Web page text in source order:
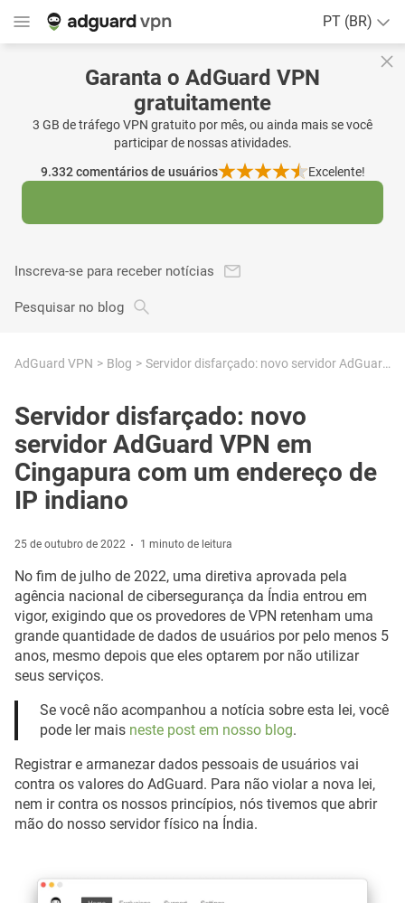
PT (BR)
Garanta o AdGuard VPN
gratuitamente
3 GB de tráfego VPN gratuito por mês, ou ainda mais se você
participar de nossas atividades.
9.332comentários de usuários Excelente!
Inscreva-se para receber notícias
Pesquisar no blog
AdGuard VPN Blog Servidor disfarçado: novo servidor AdGuard VPN em Cingapura com um endereço de IP indiano
Servidor disfarçado: novo
servidor AdGuard VPN em
Cingapura com um endereço de
IP indiano
25 de outubro de 2022 1 minuto de leitura
No fim de julho de 2022, uma diretiva aprovada pela
agência nacional de cibersegurança da Índia entrou em
vigor, exigindo que os provedores de VPN retenham uma
grande quantidade de dados de usuários por pelo menos 5
anos, mesmo depois que eles optarem por não utilizar
seus serviços.
Se você não acompanhou a notícia sobre esta lei, você
pode ler mais neste post em nosso blog.
Registrar e armanezar dados pessoais de usuários vai
contra os valores do AdGuard. Para não violar a nova lei,
nem ir contra os nossos princípios, nós tivemos que abrir
mão do nosso servidor físico na Índia.